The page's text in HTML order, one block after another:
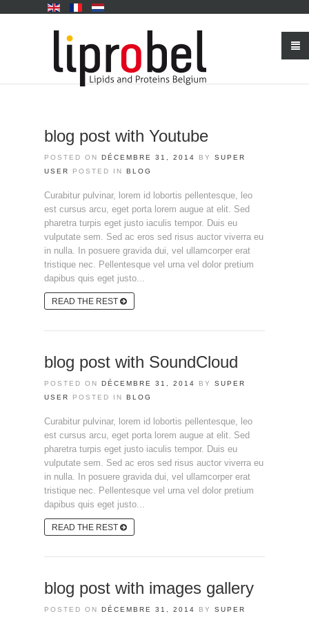
blog post with Youtube
POSTED ON DÉCEMBRE 31, 2014 BY SUPER
USER
POSTED IN BLOG
Curabitur pulvinar, lorem id lobortis pellentesque, leo
est cursus arcu, eget porta lorem augue at elit. Sed
pharetra turpis eget justo iaculis tempor. Duis eu
vulputate sem. Sed ac eros sed risus auctor viverra eu
in nulla. In posuere gravida dui, vel ullamcorper erat
tristique nec. Pellentesque vel urna vel dolor pretium
dapibus quis eget justo...
READ THE REST
blog post with SoundCloud
POSTED ON DÉCEMBRE 31, 2014 BY SUPER
USER
POSTED IN BLOG
Curabitur pulvinar, lorem id lobortis pellentesque, leo
est cursus arcu, eget porta lorem augue at elit. Sed
pharetra turpis eget justo iaculis tempor. Duis eu
vulputate sem. Sed ac eros sed risus auctor viverra eu
in nulla. In posuere gravida dui, vel ullamcorper erat
tristique nec. Pellentesque vel urna vel dolor pretium
dapibus quis eget justo...
READ THE REST
blog post with images gallery
POSTED ON DÉCEMBRE 31, 2014 BY SUPER